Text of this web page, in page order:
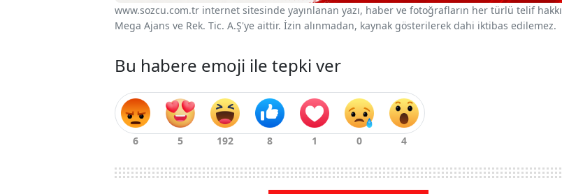
www.sozcu.com.tr internet sitesinde yayınlanan yazı, haber ve fotoğrafların her türlü telif hakkı
Mega Ajans ve Rek. Tic. A.Ş'ye aittir. İzin alınmadan, kaynak gösterilerek dahi iktibas edilemez.
Bu habere emoji ile tepki ver